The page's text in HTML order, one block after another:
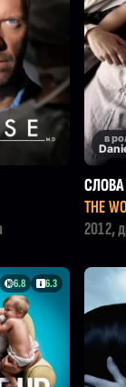
в
СЛОВА
THE
2012,
6.8 6.3